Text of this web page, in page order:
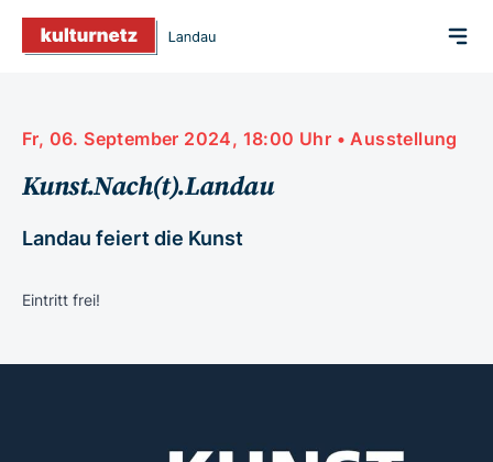
Fr, 06. September 2024, 18:00 Uhr • Ausstellung
Kunst.Nach(t).Landau
Landau feiert die Kunst
Eintritt frei!